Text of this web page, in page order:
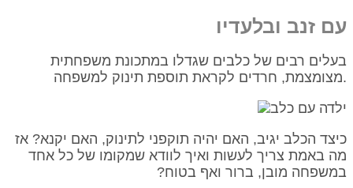
עם זנב ובלעדיו
בעלים רבים של כלבים שגדלו במתכונת משפחתית
מצומצמת, חרדים לקראת תוספת תינוק למשפחה.
כיצד הכלב יגיב, האם יהיה תוקפני לתינוק, האם יקנא? אז
מה באמת צריך לעשות ואיך לוודא שמקומו של כל אחד
במשפחה מובן, ברור ואף בטוח?